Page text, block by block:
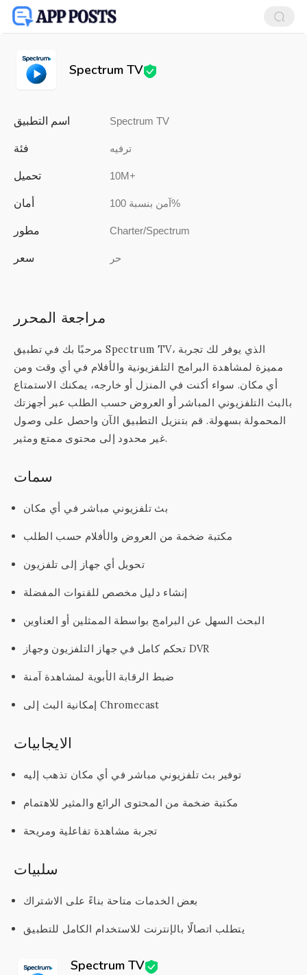
Spectrum TV
اسم التطبيق Spectrum TV
فئة ترفيه
تحميل 10M+
أمان آمن بنسبة 100%
مطور Charter/Spectrum
سعر حر
مراجعة المحرر
مرحبًا بك في تطبيق Spectrum TV، الذي يوفر لك تجربة
مميزة لمشاهدة البرامج التلفزيونية والأفلام في أي وقت ومن
أي مكان. سواء أكنت في المنزل أو خارجه، يمكنك الاستمتاع
بالبث التلفزيوني المباشر أو العروض حسب الطلب عبر أجهزتك
المحمولة بسهولة. قم بتنزيل التطبيق الآن واحصل على وصول
غير محدود إلى محتوى ممتع ومثير.
سمات
بث تلفزيوني مباشر في أي مكان
مكتبة ضخمة من العروض والأفلام حسب الطلب
تحويل أي جهاز إلى تلفزيون
إنشاء دليل مخصص للقنوات المفضلة
البحث السهل عن البرامج بواسطة الممثلين أو العناوين
تحكم كامل في جهاز التلفزيون وجهاز DVR
ضبط الرقابة الأبوية لمشاهدة آمنة
إمكانية البث إلى Chromecast
الايجابيات
توفير بث تلفزيوني مباشر في أي مكان تذهب إليه
مكتبة ضخمة من المحتوى الرائع والمثير للاهتمام
تجربة مشاهدة تفاعلية ومريحة
سلبيات
بعض الخدمات متاحة بناءً على الاشتراك
يتطلب اتصالًا بالإنترنت للاستخدام الكامل للتطبيق
Spectrum TV